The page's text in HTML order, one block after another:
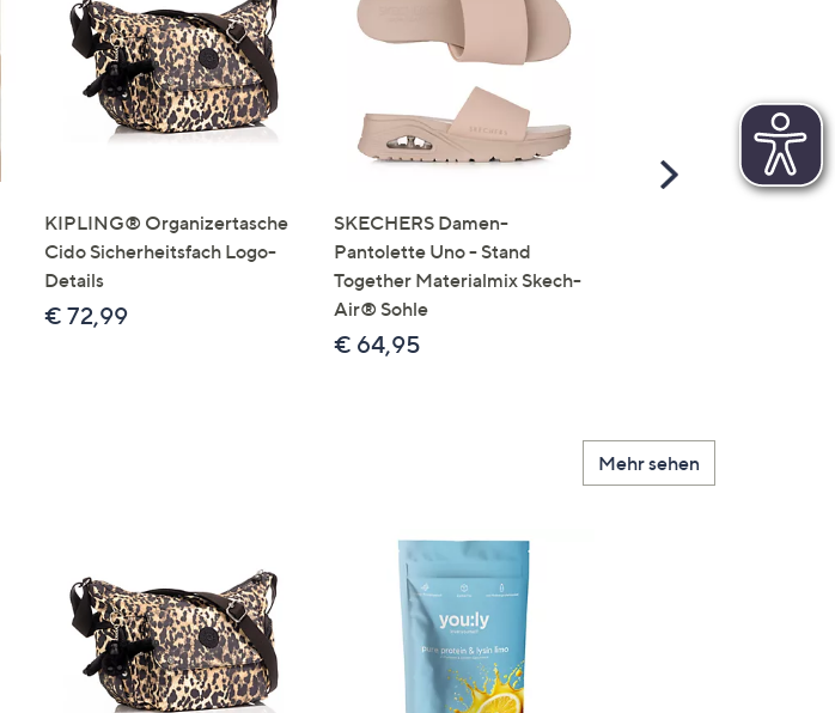
KIPLING® Organizertasche
Cido Sicherheitsfach Logo-
Details
€ 72,99
SKECHERS Damen-
Pantolette Uno - Stand
Together Materialmix Skech-
Air® Sohle
€ 64,95
Scroll
Mehr sehen